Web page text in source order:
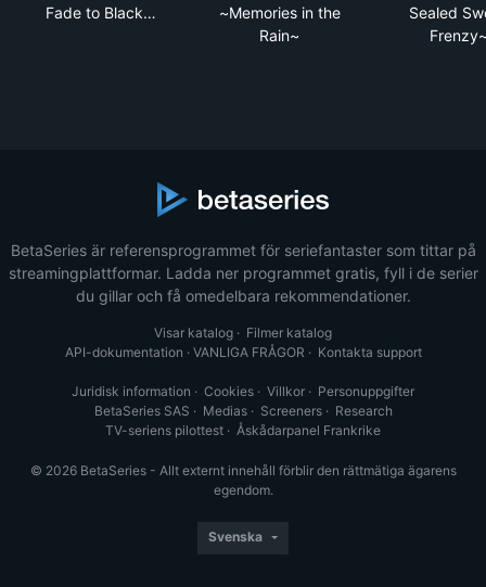
Fade to Black…
~Memories in the
Rain~
Sealed
BetaSeries är referensprogrammet för seriefantaster som tittar på
streamingplattformar. Ladda ner programmet gratis, fyll i de serier
du gillar och få omedelbara rekommendationer.
Visar katalog · Filmer katalog
API-dokumentation · VANLIGA FRÅGOR · Kontakta support
Juridisk information · Cookies · Villkor · Personuppgifter
BetaSeries SAS · Medias· Screeners· Research
TV-seriens pilottest · Åskådarpanel Frankrike
© 2026 BetaSeries - Allt externt innehåll förblir den rättmätiga ägarens
egendom.
Svenska